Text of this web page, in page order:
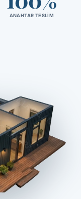
ANAHTAR TESLIM